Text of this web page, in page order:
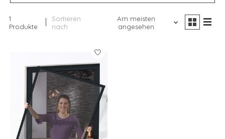
1
Produkte
Sortieren
nach
Am meisten
angesehen